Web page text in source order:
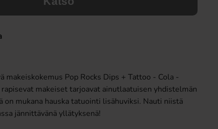
Osta Osta
makeiskokemus Pop Rocks Dips + Tattoo - Cola -
rapisevat makeiset tarjoavat ainutlaatuisen yhdistelmän
on mukana hauska tatuointi lisähuviksi. Nauti niistä
jännittävänä yllätyksenä!